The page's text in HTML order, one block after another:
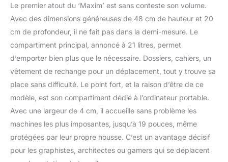
et 19 pouces, bouteille
d'eau de 1L, boîte à
pain, parapluie, porte-
monnaie et votre
college est le
compagnon idéal.
CONFORT
EXCEPTIONNEL :
ergonomique et
respirant et à des
bretelles rembourrées
et réglables avec
Le premier atout du ‘Maxim’ est sans conteste son volume.
Avec des dimensions généreuses de 48 cm de hauteur et 20
cm de profondeur, il ne fait pas dans la demi-mesure. Le
compartiment principal, annoncé à 21 litres, permet
d’emporter bien plus que le nécessaire. Dossiers, cahiers, un
vêtement de rechange pour un déplacement, tout y trouve sa
place sans difficulté. Le point fort, et la raison d’être de ce
modèle, est son compartiment dédié à l’ordinateur portable.
Avec une largeur de 4 cm, il accueille sans problème les
machines les plus imposantes, jusqu’à 19 pouces, même
protégées par leur propre housse. C’est un avantage décisif
pour les graphistes, architectes ou gamers qui se déplacent